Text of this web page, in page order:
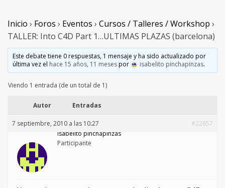
Ayuda
Entrar
Inicio › Foros › Eventos › Cursos / Talleres / Workshop ›
TALLER: Into C4D Part 1…ULTIMAS PLAZAS (barcelona)
Este debate tiene 0 respuestas, 1 mensaje y ha sido actualizado por
última vez el hace 15 años, 11 mesespor isabelito pinchapinzas.
Viendo 1 entrada (de un total de 1)
Autor Entradas
7 septiembre, 2010 a las 10:27
#22657
isabelito pinchapinzas
Participante